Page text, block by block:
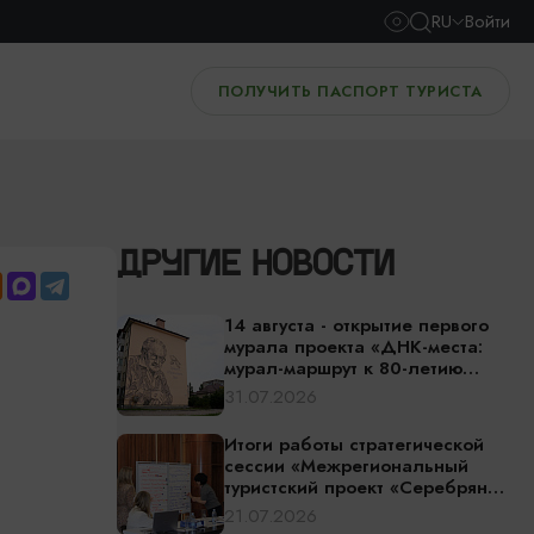
RU Войти
ПОЛУЧИТЬ ПАСПОРТ ТУРИСТА
ДРУГИЕ НОВОСТИ
14 августа - открытие первого
мурала проекта «ДНК-места:
мурал-маршрут к 80-летию
Калининградской области»
31.07.2026
Итоги работы стратегической
сессии «Межрегиональный
туристский проект «Серебряное
ожерелье России» — едем за
21.07.2026